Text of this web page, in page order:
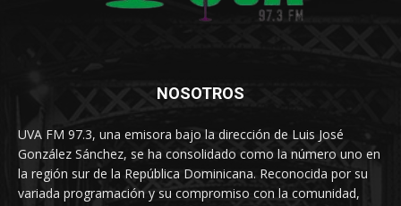
NOSOTROS
UVA FM 97.3, una emisora bajo la dirección de Luis José
González Sánchez, se ha consolidado como la número uno en
la región sur de la República Dominicana. Reconocida por su
variada programación y su compromiso con la comunidad,